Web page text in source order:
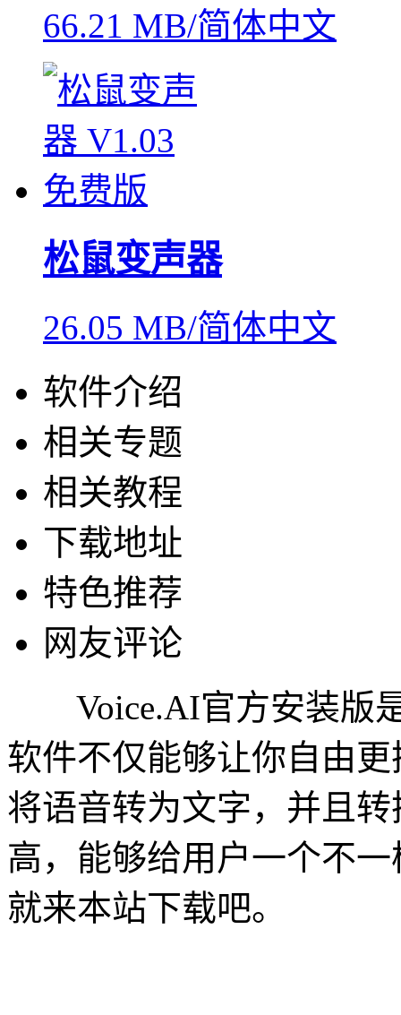
66.21 MB/简体中文
松鼠变声器
26.05 MB/简体中文
软件介绍
相关专题
相关教程
下载地址
特色推荐
网友评论
Voice.AI官方安装版是
软件不仅能够让你自由
将语音转为文字，并且
高，能够给用户一个不
就来本站下载吧。